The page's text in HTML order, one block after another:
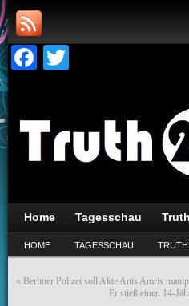
Facebook
Home Tagesschau
HOME TAGESSCHAU
« Berliner Polizei soll Akte Anis Amris
Er stieß einen 14-